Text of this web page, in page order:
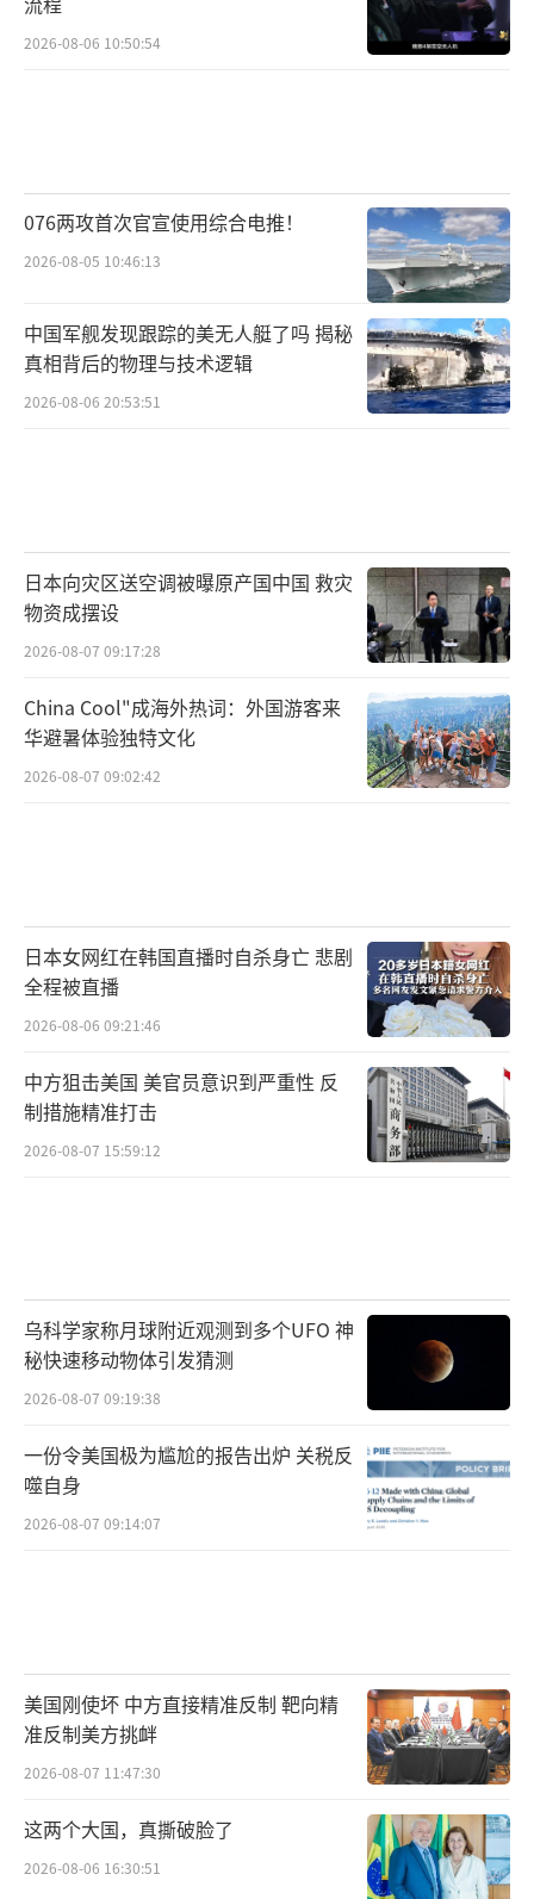
裁决书中的警告：“总统的笔不是尚方宝剑，
椭圆形办公室的印章更不是免罪金牌。”当自
2026-08-06 10:50:54
076两攻首次官宣使用综合电推！
2026-08-05 10:46:13
中国军舰发现跟踪的美无人艇了吗 揭秘
真相背后的物理与技术逻辑
2026-08-06 20:53:51
日本向灾区送空调被曝原产国中国 救灾
物资成摆设
2026-08-07 09:17:28
China Cool"成海外热词：外国游客来
华避暑体验独特文化
2026-08-07 09:02:42
日本女网红在韩国直播时自杀身亡 悲剧
全程被直播
2026-08-06 09:21:46
中方狙击美国 美官员意识到严重性 反
制措施精准打击
2026-08-07 15:59:12
乌科学家称月球附近观测到多个UFO 神
秘快速移动物体引发猜测
2026-08-07 09:19:38
一份令美国极为尴尬的报告出炉 关税反
噬自身
2026-08-07 09:14:07
美国刚使坏 中方直接精准反制 靶向精
准反制美方挑衅
2026-08-07 11:47:30
这两个大国，真撕破脸了
2026-08-06 16:30:51